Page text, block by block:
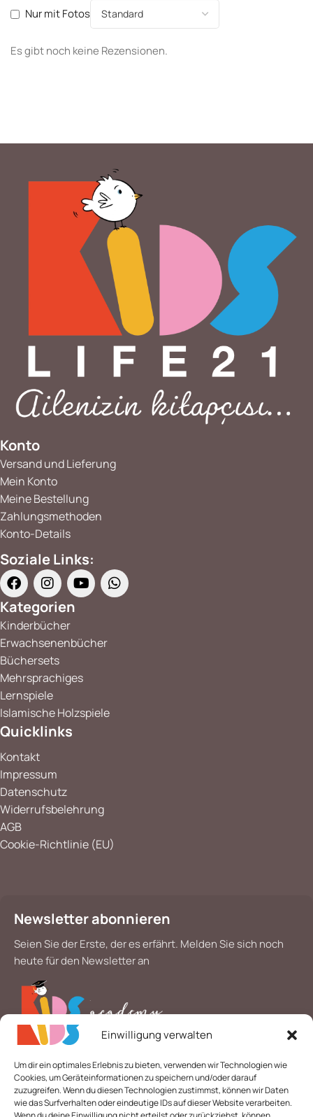
Einwilligung verwalten
Um dir ein optimales Erlebnis zu bieten, verwenden wir Technologien wie
Cookies, um Geräteinformationen zu speichern und/oder darauf
zuzugreifen. Wenn du diesen Technologien zustimmst, können wir Daten
wie das Surfverhalten oder eindeutige IDs auf dieser Website verarbeiten.
Nur mit Fotos
Es gibt noch keine Rezensionen.
Konto
Versand und Lieferung
Mein Konto
Meine Bestellung
Zahlungsmethoden
Konto-Details
Soziale Links:
Kategorien
Kinderbücher
Erwachsenenbücher
Büchersets
Mehrsprachiges
Lernspiele
Islamische Holzspiele
Quicklinks
Kontakt
Impressum
Datenschutz
Widerrufsbelehrung
AGB
Cookie-Richtlinie (EU)
Newsletter abonnieren
Seien Sie der Erste, der es erfährt. Melden Sie sich noch
heute für den Newsletter an
E-Mail*